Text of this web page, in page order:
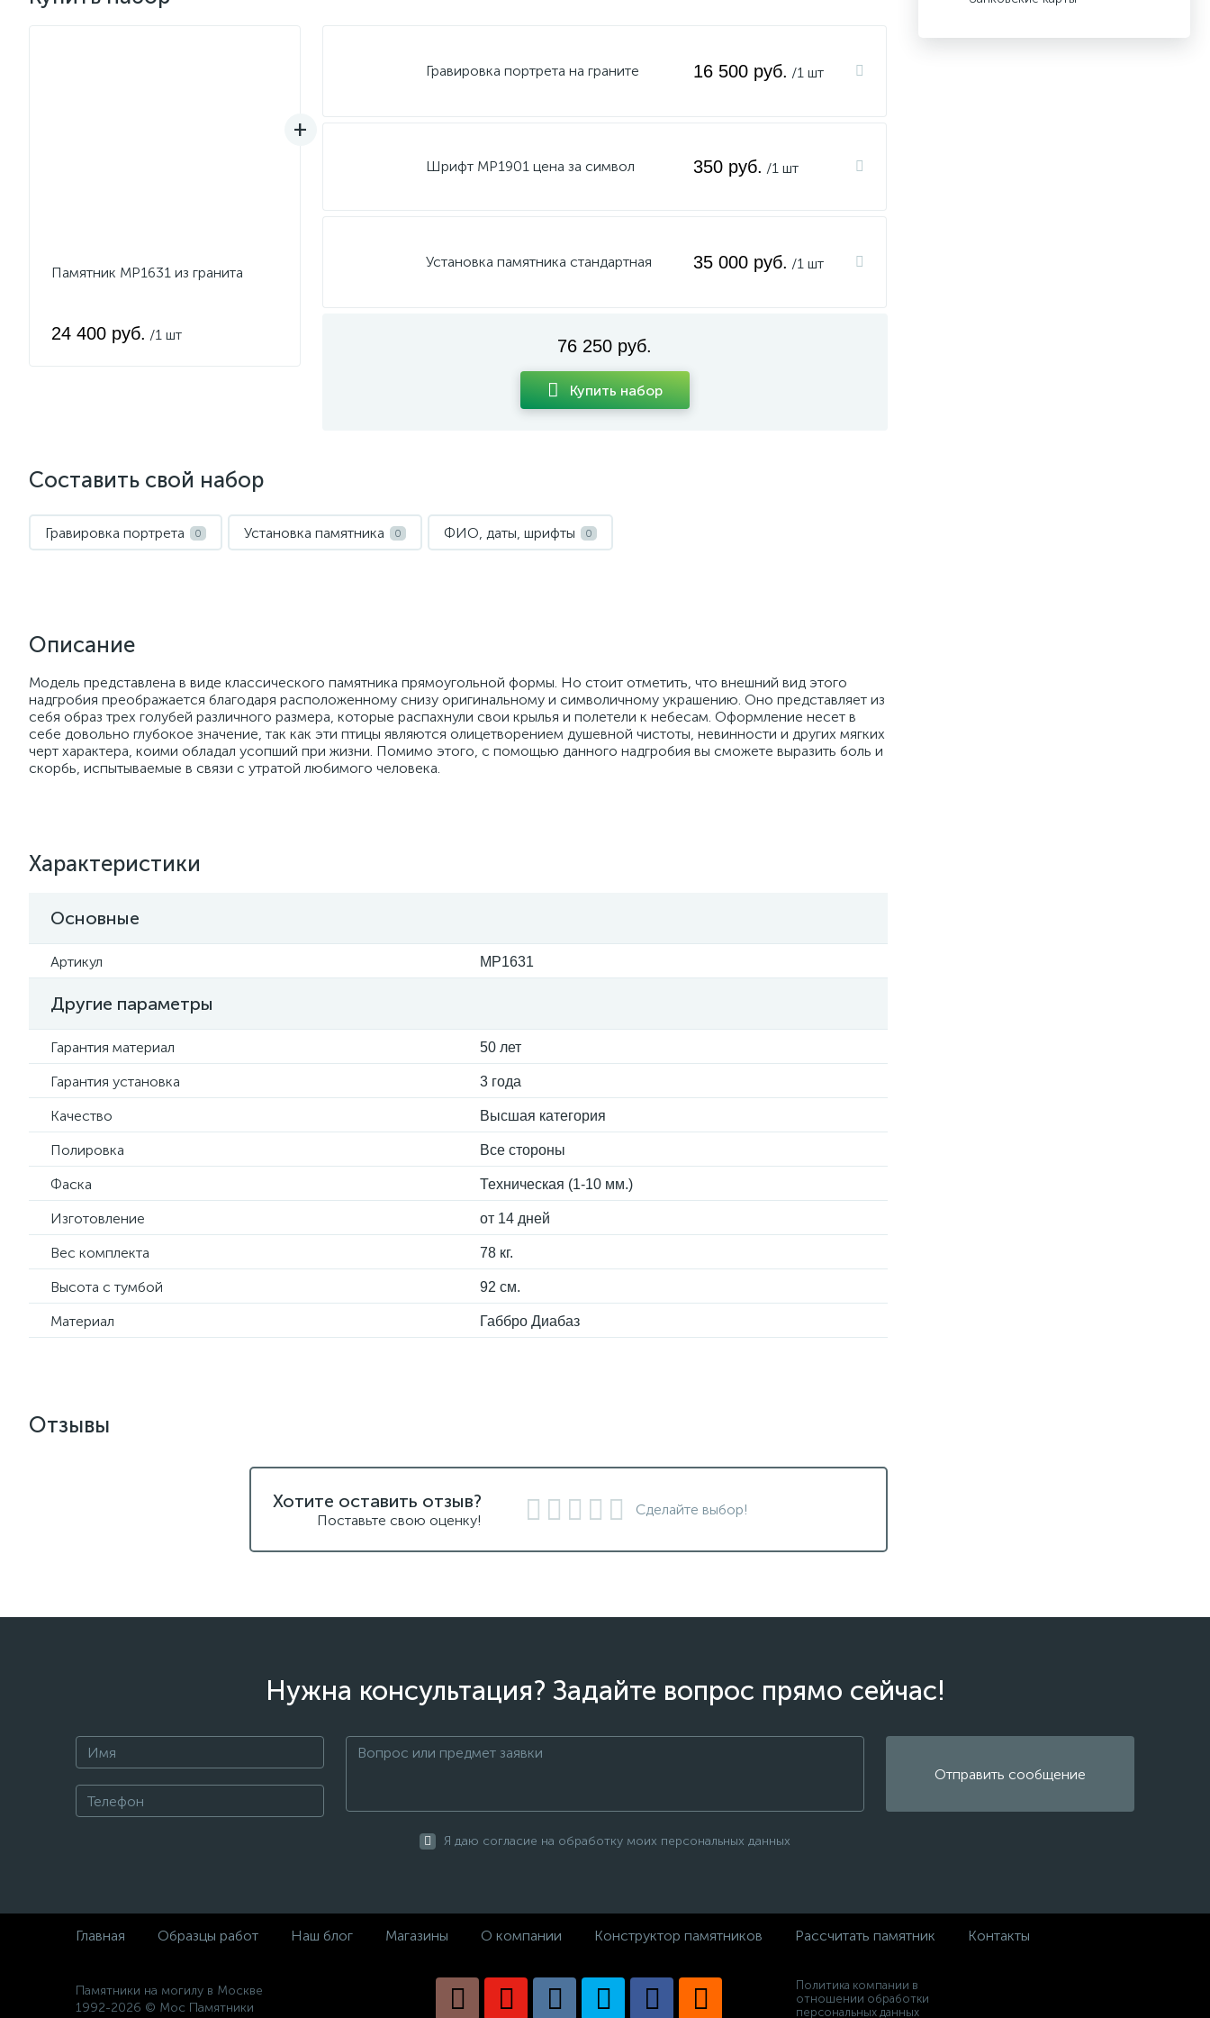
Памятник MP1631 из гранита
24 400 руб. /1 шт
Гравировка портрета на граните 16 500 руб. /1 шт
Шрифт MP1901 цена за символ 350 руб. /1 шт
Установка памятника стандартная 35 000 руб. /1 шт
76 250 руб.
Купить набор
Составить свой набор
Гравировка портрета 0 Установка памятника 0 ФИО, даты, шрифты 0
Описание
Модель представлена в виде классического памятника прямоугольной формы. Но стоит отметить, что внешний вид этого
надгробия преображается благодаря расположенному снизу оригинальному и символичному украшению. Оно представляет из
себя образ трех голубей различного размера, которые распахнули свои крылья и полетели к небесам. Оформление несет в
себе довольно глубокое значение, так как эти птицы являются олицетворением душевной чистоты, невинности и других мягких
черт характера, коими обладал усопший при жизни. Помимо этого, с помощью данного надгробия вы сможете выразить боль и
скорбь, испытываемые в связи с утратой любимого человека.
Характеристики
Основные
Артикул MP1631
Другие параметры
Гарантия материал 50 лет
Гарантия установка 3 года
Качество Высшая категория
Полировка Все стороны
Фаска Техническая (1-10 мм.)
Изготовление от 14 дней
Вес комплекта 78 кг.
Высота с тумбой 92 см.
Материал Габбро Диабаз
Отзывы
Хотите оставить отзыв?
Поставьте свою оценку!
Сделайте выбор!
Нужна консультация? Задайте вопрос прямо сейчас!
Отправить сообщение
Я даю согласие на обработку моих персональных данных
Главная Образцы работ Наш блог Магазины О компании Конструктор памятников Рассчитать памятник Контакты
Памятники на могилу в Москве
1992-2026 © Мос Памятники
Политика компании в
отношении обработки
персональных данных